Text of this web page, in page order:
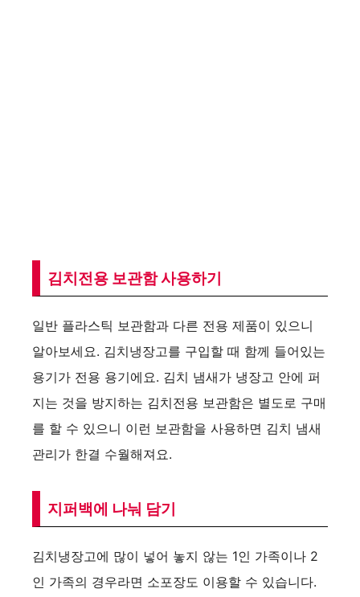
김치전용 보관함 사용하기
일반 플라스틱 보관함과 다른 전용 제품이 있으니
알아보세요. 김치냉장고를 구입할 때 함께 들어있는
용기가 전용 용기에요. 김치 냄새가 냉장고 안에 퍼
지는 것을 방지하는 김치전용 보관함은 별도로 구매
를 할 수 있으니 이런 보관함을 사용하면 김치 냄새
관리가 한결 수월해져요.
지퍼백에 나눠 담기
김치냉장고에 많이 넣어 놓지 않는 1인 가족이나 2
인 가족의 경우라면 소포장도 이용할 수 있습니다.